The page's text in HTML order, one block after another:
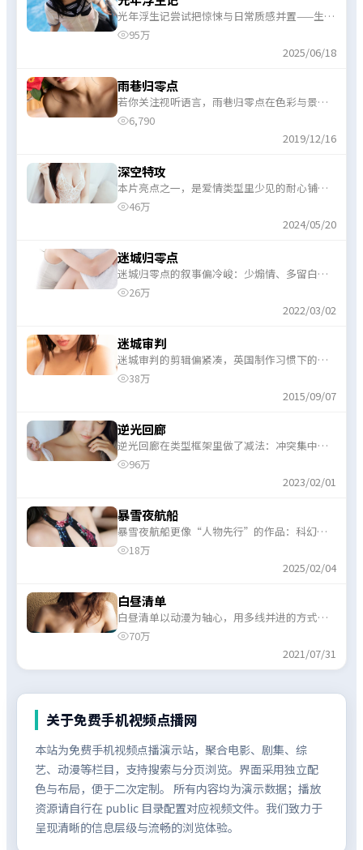
光年浮生记尝试把惊悚与日常质感并置——生活
流片段与高能段落交替出现，观感不单调。
95万
2025/06/18
雨巷归零点
若你关注视听语言，雨巷归零点在色彩与景别
上对悬疑情绪有辅助表达，并非只靠台词硬
6,790
2019/12/16
深空特攻
本片亮点之一，是爱情类型里少见的耐心铺
陈；深空特攻愿意花时间让观众相信角色的选
46万
2024/05/20
迷城归零点
迷城归零点的叙事偏冷峻：少煽情、多留白，
电视剧体量下仍保留了几场印象深刻的对手
26万
2022/03/02
迷城审判
迷城审判的剪辑偏紧凑，英国制作习惯下的
“信息密度”偏高，喜欢快节奏的观众会更对
38万
2015/09/07
逆光回廊
逆光回廊在类型框架里做了减法：冲突集中、
对白利落，美国班底擅长的节奏感贯穿始终。
96万
2023/02/01
暴雪夜航船
暴雪夜航船更像“人物先行”的作品：科幻是
外壳，真正推动剧情的是信任、代价与边界。
18万
2025/02/04
白昼清单
白昼清单以动漫为轴心，用多线并进的方式拼
出一幅群像；适合喜欢细节伏笔、愿意跟线索
70万
2021/07/31
关于免费手机视频点播网
本站为免费手机视频点播演示站，聚合电影、剧集、综
艺、动漫等栏目，支持搜索与分页浏览。界面采用独立配
色与布局，便于二次定制。 所有内容均为演示数据；播放
资源请自行在 public 目录配置对应视频文件。我们致力于
呈现清晰的信息层级与流畅的浏览体验。